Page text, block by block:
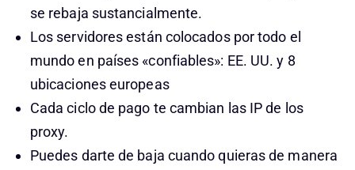
se rebaja sustancialmente.
Los servidores están colocados por todo el
mundo en países «confiables»: EE. UU. y 8
ubicaciones europeas
Cada ciclo de pago te cambian las IP de los
proxy.
Puedes darte de baja cuando quieras de manera